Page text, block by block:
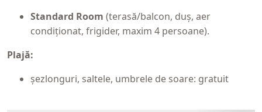
Standard Room (terasă/balcon, duș, aer
condiționat, frigider, maxim 4 persoane).
Plajă:
șezlonguri, saltele, umbrele de soare: gratuit